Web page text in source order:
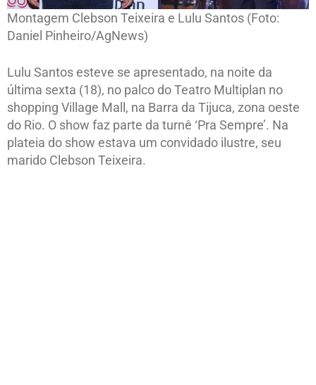
Montagem Clebson Teixeira e Lulu Santos (Foto:
Daniel Pinheiro/AgNews)
Lulu Santos esteve se apresentado, na noite da
última sexta (18), no palco do Teatro Multiplan no
shopping Village Mall, na Barra da Tijuca, zona oeste
do Rio. O show faz parte da turnê ‘Pra Sempre’. Na
plateia do show estava um convidado ilustre, seu
marido Clebson Teixeira.